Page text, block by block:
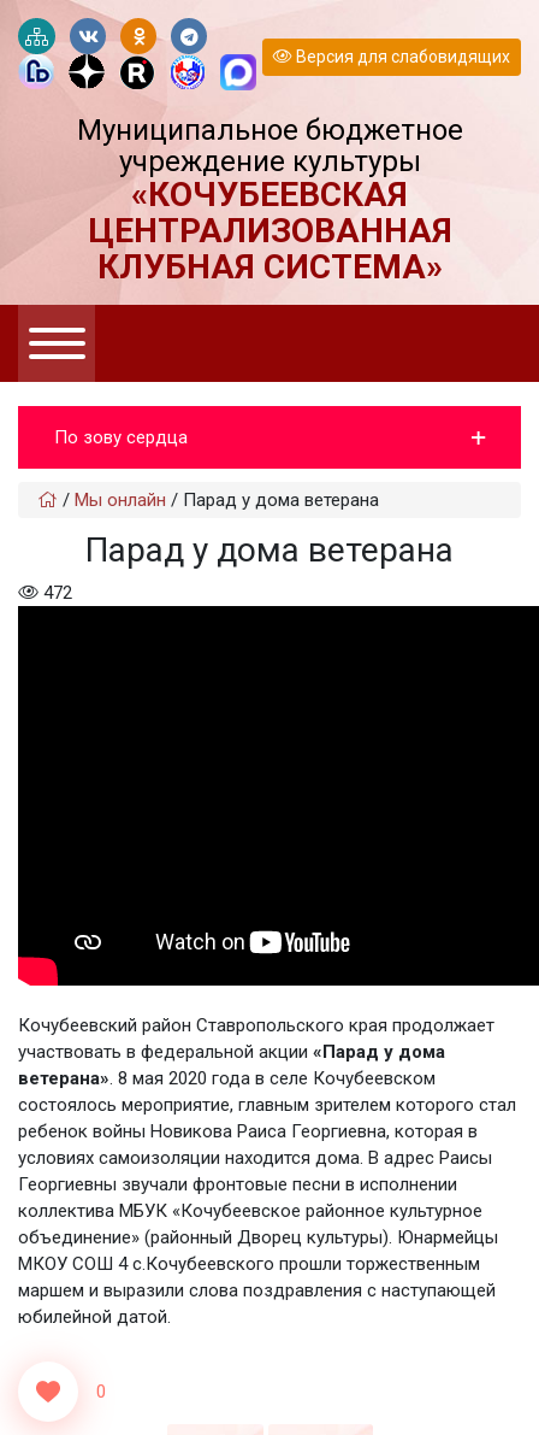
Версия для слабовидящих
Муниципальное бюджетное
учреждение культуры
«КОЧУБЕЕВСКАЯ
ЦЕНТРАЛИЗОВАННАЯ
КЛУБНАЯ СИСТЕМА»
По зову сердца
/ Мы онлайн / Парад у дома ветерана
Парад у дома ветерана
472
Кочубеевский район Ставропольского края продолжает
участвовать в федеральной акции «Парад у дома
ветерана». 8 мая 2020 года в селе Кочубеевском
состоялось мероприятие, главным зрителем которого стал
ребенок войны Новикова Раиса Георгиевна, которая в
условиях самоизоляции находится дома. В адрес Раисы
Георгиевны звучали фронтовые песни в исполнении
коллектива МБУК «Кочубеевское районное культурное
объединение» (районный Дворец культуры). Юнармейцы
МКОУ СОШ 4 с.Кочубеевского прошли торжественным
маршем и выразили слова поздравления с наступающей
юбилейной датой.
0